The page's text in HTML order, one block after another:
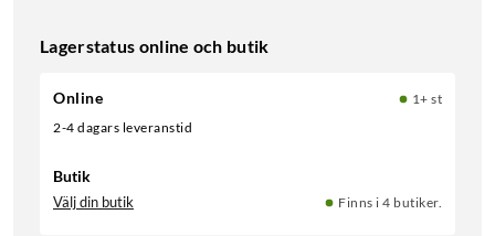
Lagerstatus online och butik
Online
1+ st
2-4 dagars leveranstid
Butik
Välj din butik Finns i 4 butiker.